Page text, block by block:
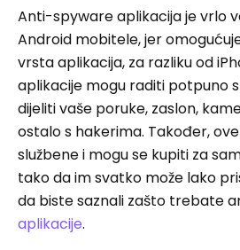
Anti-spyware aplikacija je vrlo
Android mobitele, jer
vrsta aplikacija, za razliku od
aplikacije mogu raditi potpuno
dijeliti vaše poruke, zaslon,
ostalo s hakerima. Također,
službene i mogu se kupiti za
tako da im svatko može lako
da biste saznali zašto trebate
aplikacije.